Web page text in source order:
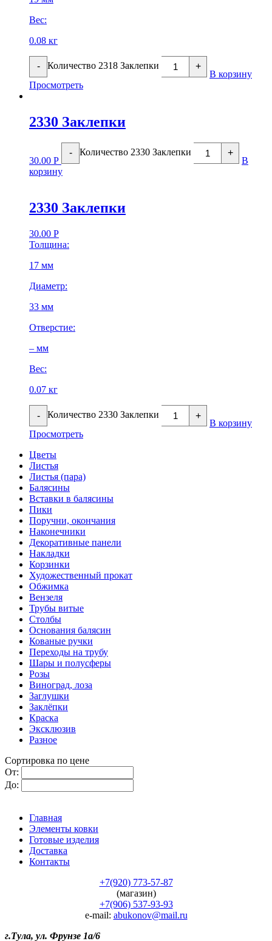
Вес:
0.08 кг
- Количество 2318 Заклепки +
В корзину
Просмотреть
2330 Заклепки
30.00 Р
- Количество 2330 Заклепки +
В
корзину
2330 Заклепки
30.00 Р
Толщина:
17 мм
Диаметр:
33 мм
Отверстие:
– мм
Вес:
0.07 кг
- Количество 2330 Заклепки +
В корзину
Просмотреть
Цветы
Листья
Листья (пара)
Балясины
Вставки в балясины
Пики
Поручни, окончания
Наконечники
Декоративные панели
Накладки
Корзинки
Художественный прокат
Обжимка
Вензеля
Трубы витые
Столбы
Основания балясин
Кованые ручки
Переходы на трубу
Шары и полусферы
Розы
Виноград, лоза
Заглушки
Заклёпки
Краска
Эксклюзив
Разное
Сортировка по цене
От:
До:
Главная
Элементы ковки
Готовые изделия
Доставка
Контакты
+7(920) 773-57-87
(магазин)
+7(906) 537-93-93
e-mail: abukonov@mail.ru
г.Тула, ул. Фрунзе 1а/6